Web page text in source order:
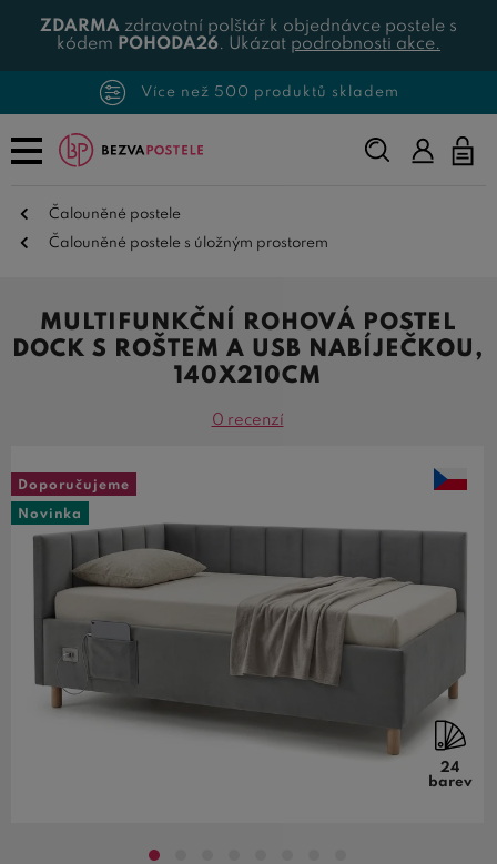
ZDARMA zdravotní polštář k objednávce postele s
kódem POHODA26. Ukázat podrobnosti akce.
Více než 500 produktů skladem
Napište,
co
Čalouněné postele
Čalouněné postele s úložným prostorem
MULTIFUNKČNÍ ROHOVÁ POSTEL
DOCK S ROŠTEM A USB NABÍJEČKOU,
140X210CM
0 recenzí
Doporučujeme
Novinka
24
barev